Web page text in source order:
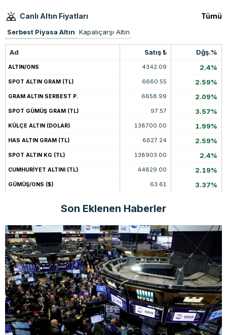
Canlı Altın Fiyatları Tümü
Serbest Piyasa Altın Kapalıçarşı Altın
Ad Satış ₺ Dğş.%
ALTIN/ONS 4342.09 2.4%
SPOT ALTIN GRAM (TL) 6660.55 2.59%
GRAM ALTIN SERBEST P. 6658.99 2.09%
SPOT GÜMÜŞ GRAM (TL) 97.57 3.57%
KÜLÇE ALTIN (DOLAR) 138700.00 1.99%
HAS ALTIN GRAM (TL) 6627.24 2.59%
SPOT ALTIN KG (TL) 138903.00 2.4%
CUMHURİYET ALTINI (TL) 44829.00 2.19%
GÜMÜŞ/ONS ($) 63.61 3.37%
Son Eklenen Haberler